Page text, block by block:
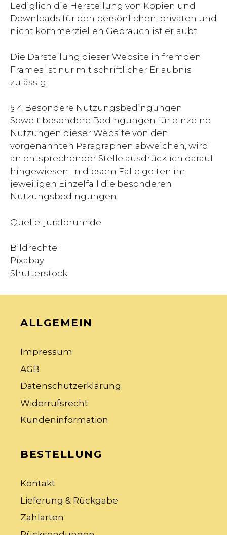
Lediglich die Herstellung von Kopien und
Downloads für den persönlichen, privaten und
nicht kommerziellen Gebrauch ist erlaubt.
Die Darstellung dieser Website in fremden
Frames ist nur mit schriftlicher Erlaubnis
zulässig.
§ 4 Besondere Nutzungsbedingungen
Soweit besondere Bedingungen für einzelne
Nutzungen dieser Website von den
vorgenannten Paragraphen abweichen, wird
an entsprechender Stelle ausdrücklich darauf
hingewiesen. In diesem Falle gelten im
jeweiligen Einzelfall die besonderen
Nutzungsbedingungen.
Quelle: juraforum.de
Bildrechte:
Pixabay
Shutterstock
ALLGEMEIN
Impressum
AGB
Datenschutzerklärung
Widerrufsrecht
Kundeninformation
BESTELLUNG
Kontakt
Lieferung & Rückgabe
Zahlarten